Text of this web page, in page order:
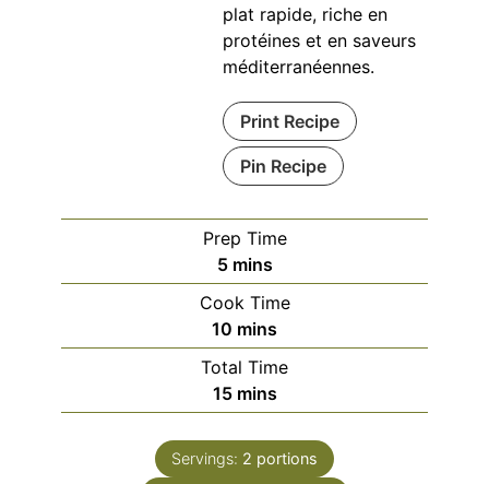
plat rapide, riche en
protéines et en saveurs
méditerranéennes.
Print Recipe
Pin Recipe
Prep Time
5minutes
mins
Cook Time
10 minutes
mins
Total Time
15minutes
mins
Servings: 2 portions